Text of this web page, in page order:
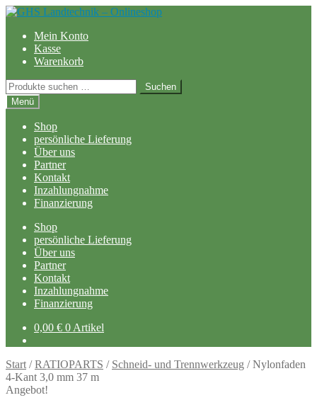
Zur
springen
Zum
springenMein Konto
Kasse
Warenkorb
Suchen
nach:
Suchen
Menü
Shop
persönliche Lieferung
Über uns
Partner
Kontakt
Inzahlungnahme
Finanzierung
Shop
persönliche Lieferung
Über uns
Partner
Kontakt
Inzahlungnahme
Finanzierung
0,00 € 0 Artikel
Start /RATIOPARTS / Schneid- und Trennwerkzeug /Nylonfaden
4-Kant 3,0 mm 37 m
Angebot!